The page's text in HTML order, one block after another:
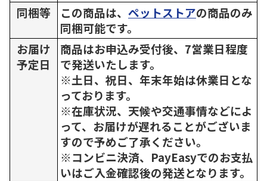
同梱等
この商品は、 ペットストアの商品のみ
同梱可能です。
お届け
予定日
商品はお申込み受付後、7営業日程度
で発送いたします。
※土日、祝日、年末年始は休業日とな
っております。
※在庫状況、天候や交通事情などによ
って、お届けが遅れることがございま
すので予めご了承ください。
※コンビニ決済、PayEasyでのお支払
いはご入金確認後の発送となります。